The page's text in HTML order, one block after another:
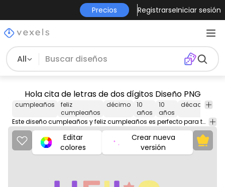
Precios RegistrarseIniciar sesión
All
Hola cita de letras de dos dígitos Diseño PNG
cumpleaños
feliz
cumpleaños
décimo
10
años
10
años
década
Este diseño cumpleaños y feliz cumpleaños es perfecto para tu próximo proyecto. Úsalo en productos de merchandising, sitios web, redes sociales y más. ¡Te encantará!
Editar
colores
Crear nueva
versión